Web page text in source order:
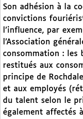
Son adhésion à la
convictions
l’influence, par
l’Association
consommation : les
restitués aux
principe de
et aux employés
du talent selon le
également affectés